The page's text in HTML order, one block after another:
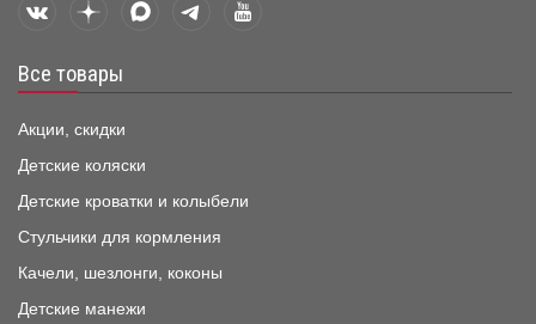
Все товары
Акции, скидки
Детские коляски
Детские кроватки и колыбели
Стульчики для кормления
Качели, шезлонги, коконы
Детские манежи